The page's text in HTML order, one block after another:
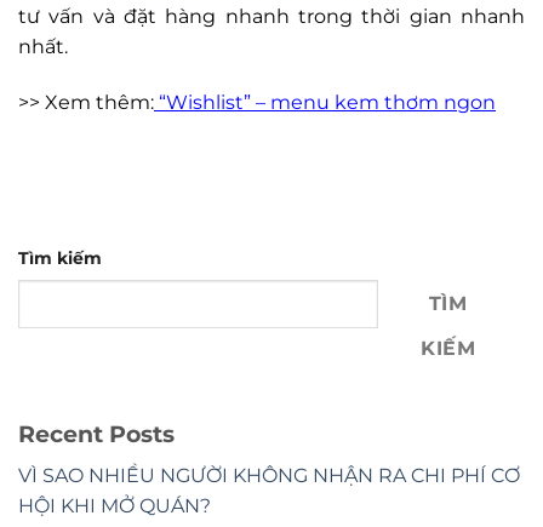
tư vấn và đặt hàng nhanh trong thời gian nhanh
nhất.
>> Xem thêm: “Wishlist” – menu kem thơm ngon
Tìm kiếm
TÌM
KIẾM
Recent Posts
VÌ SAO NHIỀU NGƯỜI KHÔNG NHẬN RA CHI PHÍ CƠ
HỘI KHI MỞ QUÁN?